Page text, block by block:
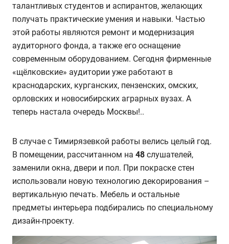
талантливых студентов и аспирантов, желающих
получать практические умения и навыки. Частью
этой работы являются ремонт и модернизация
аудиторного фонда, а также его оснащение
современным оборудованием. Сегодня фирменные
«щёлковские» аудитории уже работают в
краснодарских, курганских, пензенских, омских,
орловских и новосибирских аграрных вузах. А
теперь настала очередь Москвы!..
В случае с Тимирязевкой работы велись целый год.
В помещении, рассчитанном на 48 слушателей,
заменили окна, двери и пол. При покраске стен
использовали новую технологию декорирования –
вертикальную печать. Мебель и остальные
предметы интерьера подбирались по специальному
дизайн-проекту.